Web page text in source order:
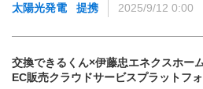
太陽光発電 提携 2025/9/12 0:00
交換できるくん×伊藤忠エネクスホー
EC販売クラウドサービスプラットフ